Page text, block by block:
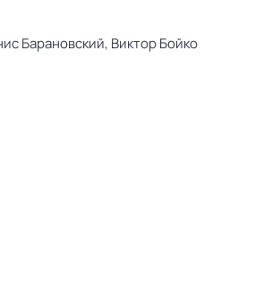
Барановский, Виктор Бойко